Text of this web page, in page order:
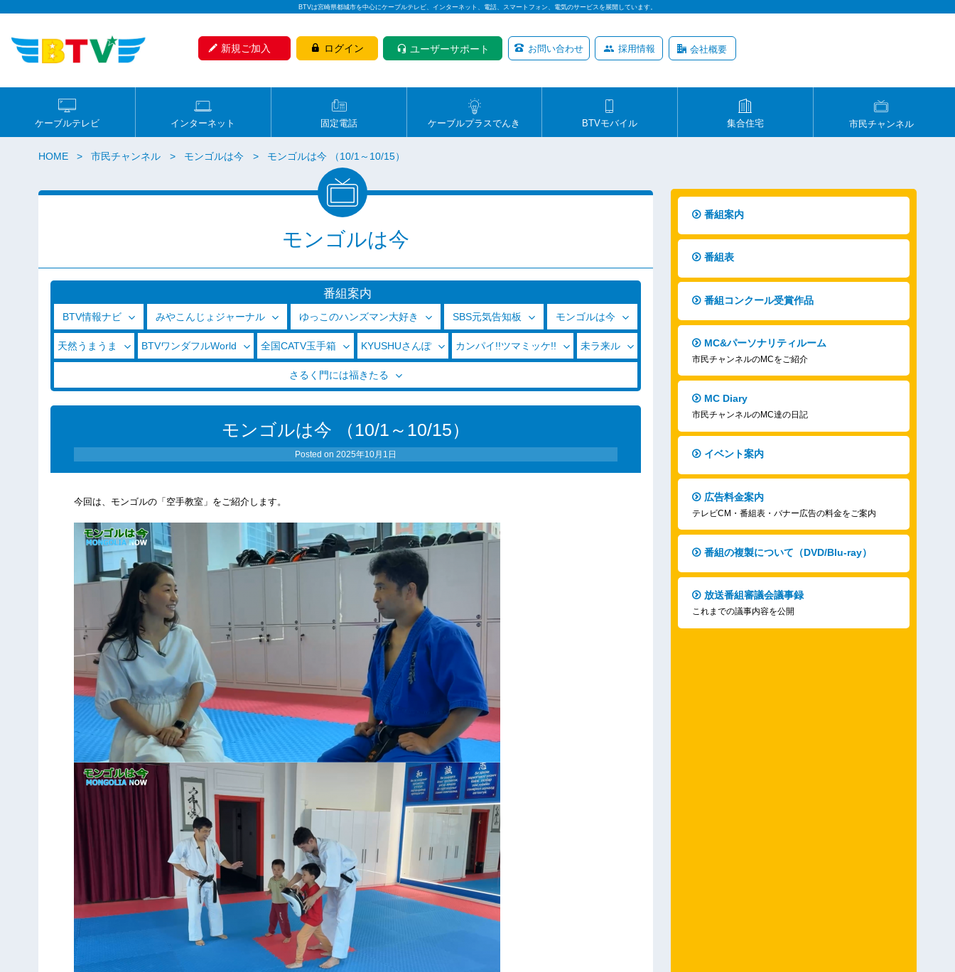
BTVは宮崎県都城市を中心にケーブルテレビ、インターネット、電話、スマートフォン、電気のサービスを展開しています。
新規ご加入 ログイン ユーザーサポート お問い合わせ 採用情報 会社概要
ケーブルテレビ インターネット 固定電話 ケーブルプラスでんき BTVモバイル 集合住宅 市民チャンネル
HOME 市民チャンネル モンゴルは今 モンゴルは今 （10/1～10/15）
モンゴルは今
番組案内
BTV情報ナビ みやこんじょジャーナル ゆっこのハンズマン大好き SBS元気告知板 モンゴルは今
天然うまうま BTVワンダフルWorld 全国CATV玉手箱 KYUSHUさんぽ カンパイ!!ツマミッケ!! 未ラ来ル
さるく門には福きたる
モンゴルは今 （10/1～10/15）
Posted on2025年10月1日
今回は、モンゴルの「空手教室」をご紹介します。
番組案内
番組表
番組コンクール受賞作品
MC&パーソナリティルーム
市民チャンネルのMCをご紹介
MC Diary
市民チャンネルのMC達の日記
イベント案内
広告料金案内
テレビCM・番組表・バナー広告の料金をご案内
番組の複製について（DVD/Blu-ray）
放送番組審議会議事録
これまでの議事内容を公開